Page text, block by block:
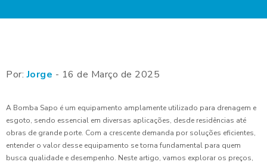
Por:Jorge - 16 de Março de 2025
A Bomba Sapo é um equipamento amplamente utilizado para drenagem e
esgoto, sendo essencial em diversas aplicações, desde residências até
obras de grande porte. Com a crescente demanda por soluções eficientes,
entender o valor desse equipamento se torna fundamental para quem
busca qualidade e desempenho. Neste artigo, vamos explorar os preços,